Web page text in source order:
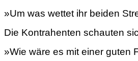
»Um was wettet ihr beiden
Die Kontrahenten schauten
»Wie wäre es mit einer guten